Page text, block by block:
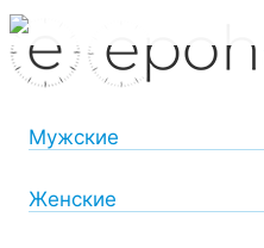
Мужские
Женские